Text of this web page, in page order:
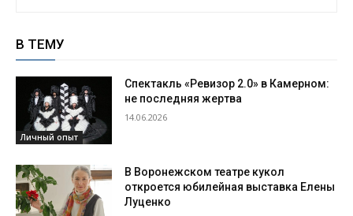
В ТЕМУ
Личный опыт
Спектакль «Ревизор 2.0» в Камерном:
не последняя жертва
14.06.2026
В Воронежском театре кукол
откроется юбилейная выставка Елены
Луценко